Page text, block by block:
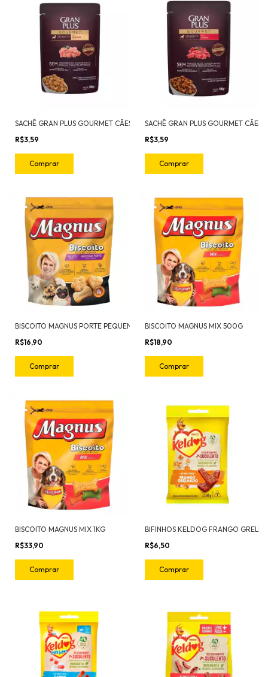
SACHÊ GRAN PLUS GOURMET CÃES ADULTOS FRANGO 100G
R$3,59
R$3,59
BISCOITO MAGNUS PORTE PEQUENO 400G
R$16,90
BISCOITO MAGNUS MIX 500G
R$18,90
BISCOITO MAGNUS MIX 1KG
R$33,90
R$6,50